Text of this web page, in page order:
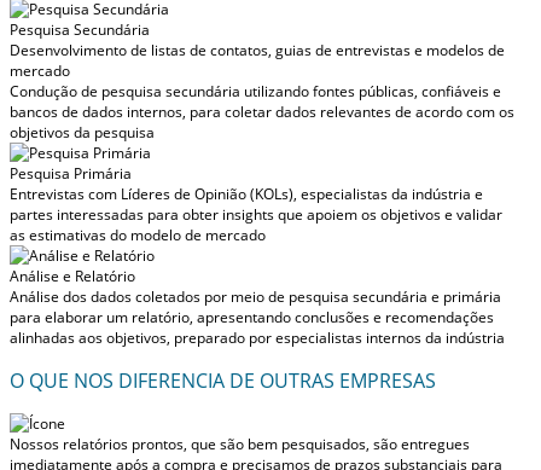
Pesquisa Secundária
Desenvolvimento de listas de contatos, guias de entrevistas e modelos de
mercado
Condução de pesquisa secundária utilizando fontes públicas, confiáveis e
bancos de dados internos, para coletar dados relevantes de acordo com os
objetivos da pesquisa
Pesquisa Primária
Entrevistas com Líderes de Opinião (KOLs), especialistas da indústria e
partes interessadas para obter insights que apoiem os objetivos e validar
as estimativas do modelo de mercado
Análise e Relatório
Análise dos dados coletados por meio de pesquisa secundária e primária
para elaborar um relatório, apresentando conclusões e recomendações
alinhadas aos objetivos, preparado por especialistas internos da indústria
O QUE NOS DIFERENCIA DE OUTRAS EMPRESAS
Nossos relatórios prontos, que são bem pesquisados, são entregues
imediatamente após a compra e precisamos de prazos substanciais para